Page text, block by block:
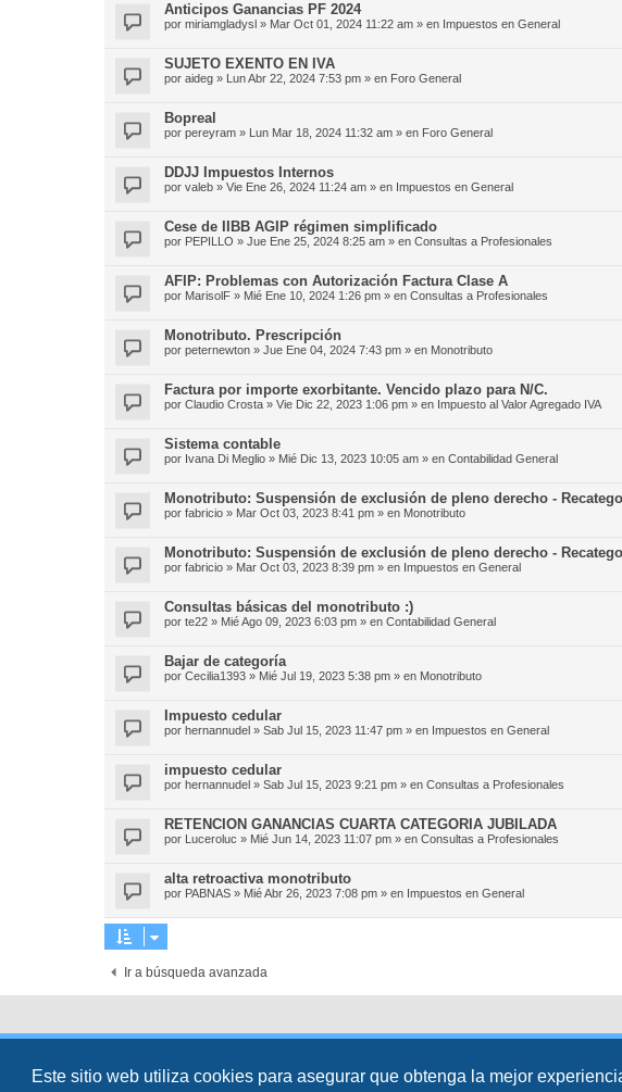
Este sitio web utiliza cookies para asegurar que obtenga la mejor
Anticipos Ganancias PF 2024
por miriamgladysl » Mar Oct 01, 2024 11:22 am » en Impuestos en General
SUJETO EXENTO EN IVA
por aideg » Lun Abr 22, 2024 7:53 pm » en Foro General
Bopreal
por pereyram » Lun Mar 18, 2024 11:32 am » en Foro General
DDJJ Impuestos Internos
por valeb » Vie Ene 26, 2024 11:24 am » en Impuestos en General
Cese de IIBB AGIP régimen simplificado
por PEPILLO » Jue Ene 25, 2024 8:25 am » en Consultas a Profesionales
AFIP: Problemas con Autorización Factura Clase A
por MarisolF » Mié Ene 10, 2024 1:26 pm » en Consultas a Profesionales
Monotributo. Prescripción
por peternewton » Jue Ene 04, 2024 7:43 pm » en Monotributo
Factura por importe exorbitante. Vencido plazo para N/C.
por Claudio Crosta » Vie Dic 22, 2023 1:06 pm » en Impuesto al Valor Agregado IVA
Sistema contable
por Ivana Di Meglio » Mié Dic 13, 2023 10:05 am » en Contabilidad General
Monotributo: Suspensión de exclusión de pleno derecho -
por fabricio » Mar Oct 03, 2023 8:41 pm » en Monotributo
Monotributo: Suspensión de exclusión de pleno derecho -
por fabricio » Mar Oct 03, 2023 8:39 pm » en Impuestos en General
Consultas básicas del monotributo :)
por te22 » Mié Ago 09, 2023 6:03 pm » en Contabilidad General
Bajar de categoría
por Cecilia1393 » Mié Jul 19, 2023 5:38 pm » en Monotributo
Impuesto cedular
por hernannudel » Sab Jul 15, 2023 11:47 pm » en Impuestos en General
impuesto cedular
por hernannudel » Sab Jul 15, 2023 9:21 pm » en Consultas a Profesionales
RETENCION GANANCIAS CUARTA CATEGORIA JUBILADA
por Luceroluc » Mié Jun 14, 2023 11:07 pm » en Consultas a Profesionales
alta retroactiva monotributo
por PABNAS » Mié Abr 26, 2023 7:08 pm » en Impuestos en General
Ir a búsqueda avanzada
Director:Dr. Sztarkman- Diseñado por ©Abogados Argentinos2025